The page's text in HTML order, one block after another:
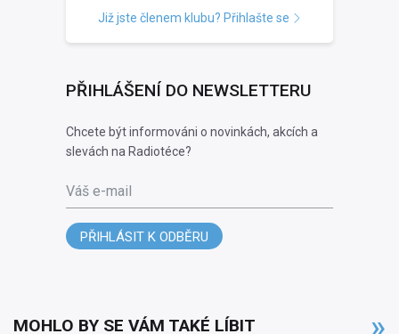
Již jste členem klubu? Přihlašte se
PŘIHLÁŠENÍ DO NEWSLETTERU
Chcete být informováni o novinkách, akcích a
slevách na Radiotéce?
Váš e-mail
PŘIHLÁSIT K ODBĚRU
MOHLO BY SE VÁM TAKÉ LÍBIT